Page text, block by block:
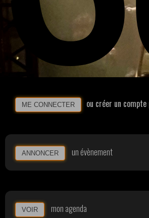
ME CONNECTER ou créer un
ANNONCER un évènement
VOIR mon agenda